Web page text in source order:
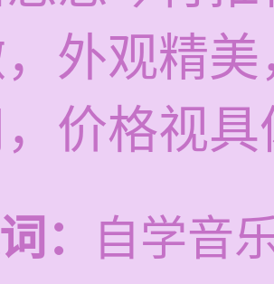
外观精
价格视
：
自学音